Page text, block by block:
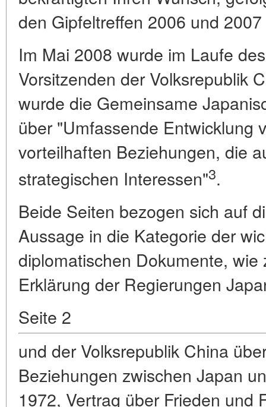
den Gipfeltreffen 2006 und 2007
Im Mai 2008 wurde im Laufe
Vorsitzenden der Volksrepublik
wurde die Gemeinsame
über "Umfassende Entwicklung
vorteilhaften Beziehungen, die
strategischen Interessen"3.
Beide Seiten bezogen sich auf
Aussage in die Kategorie der
diplomatischen Dokumente,
Erklärung der Regierungen
Seite 2
und der Volksrepublik China
Beziehungen zwischen Japan
1972, Vertrag über Frieden und